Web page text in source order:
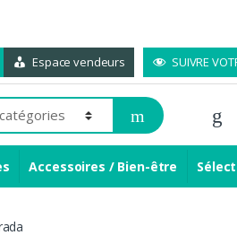
Espace vendeurs SUIVRE
Accessoires / Bien-être